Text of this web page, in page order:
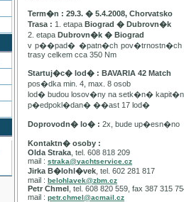
Term�n : 29.3. � 5.4.2008, Chorvatsko
Trasa : 1. etapa Biograd � Dubrovn�k
2. etapa Dubrovn�k � Biograd
v p��pad� �patn�ch pov�trnostn�ch
trasy celkem cca 350 Nm
Startuj�c� lod� : BAVARIA 42 Match
pos�dka min. 4, max. 8 osob
lod� budou losov�ny na setk�n�
p�edpokl�dan� ��ast 17 lod�
Doprovodn� lo� : 2x, bude up�esn�no
Kontaktn� osoby :
Olda Straka , tel. 608 818 209
mail : straka@yachtservice.cz
Jirka B�lohl�vek , tel. 602 281 817
mail : belohlavek@zbm.cz
Petr Chmel , tel. 608 820 559, fax 387 315
mail : petr.chmel@acmail.cz